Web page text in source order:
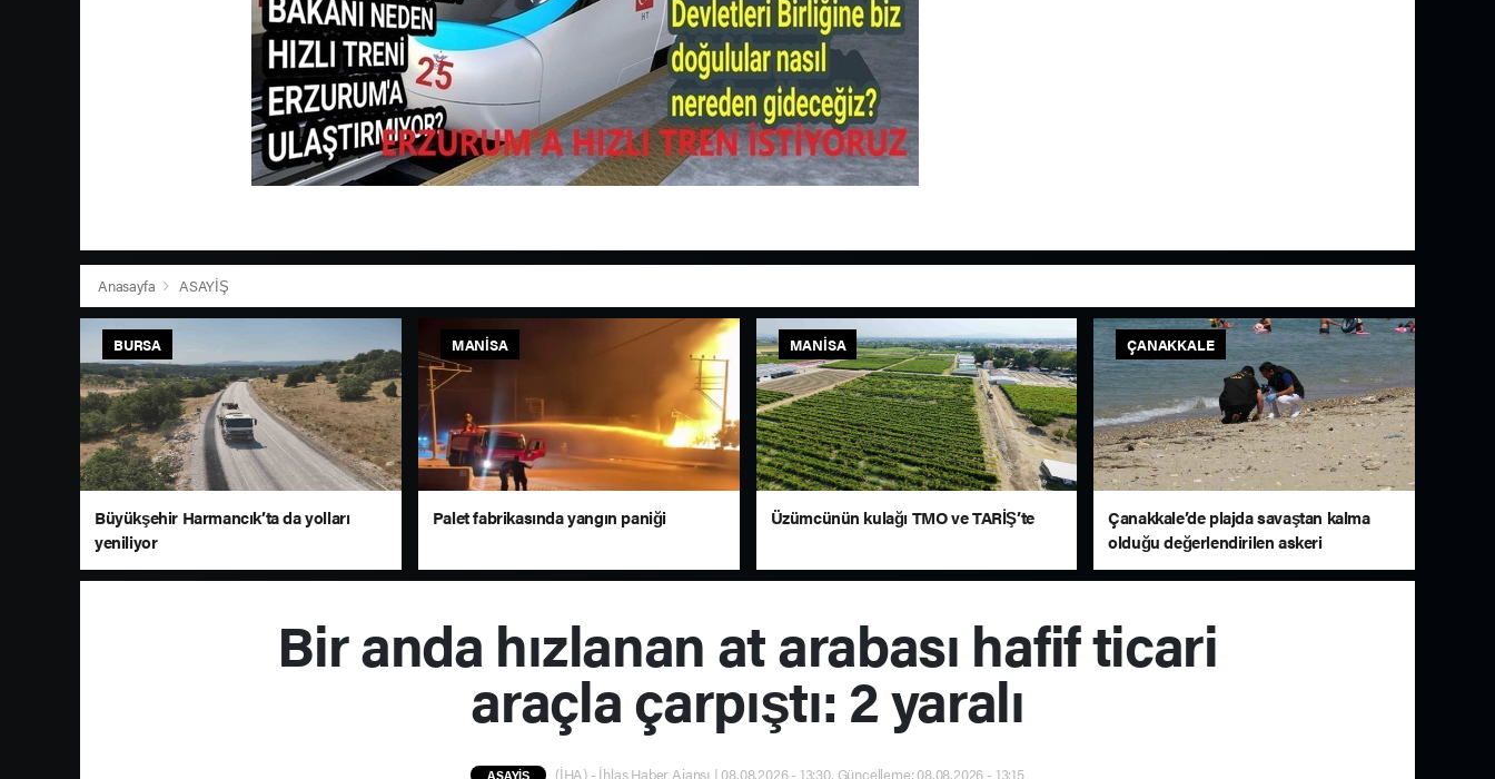
Anasayfa ASAYİŞ
BURSA
Büyükşehir Harmancık’ta da yolları
yeniliyor
MANISA
Palet fabrikasında yangın paniği
MANISA
Üzümcünün kulağı TMO ve TARİŞ’te
ÇANAKKALE
Çanakkale’de plajda savaştan kalma
olduğu değerlendirilen askeri
mühimmat bulundu
Bir anda hızlanan at arabası hafif ticari
araçla çarpıştı: 2 yaralı
ASAYİŞ (İHA) - İhlas Haber Ajansı | 08.08.2026 - 13:30, Güncelleme: 08.08.2026 - 13:15